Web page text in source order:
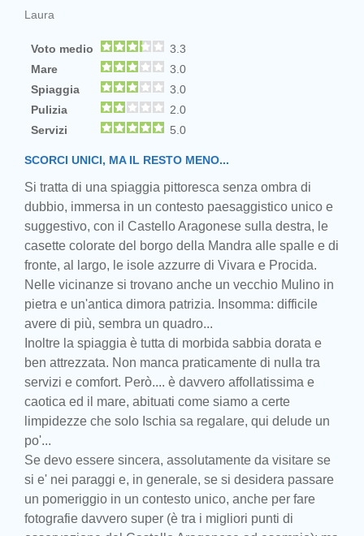
Laura
Voto medio
3.3
Mare
3.0
Spiaggia
3.0
Pulizia
2.0
Servizi
5.0
SCORCI UNICI, MA IL RESTO MENO...
Si tratta di una spiaggia pittoresca senza ombra di
dubbio, immersa in un contesto paesaggistico unico e
suggestivo, con il Castello Aragonese sulla destra, le
casette colorate del borgo della Mandra alle spalle e di
fronte, al largo, le isole azzurre di Vivara e Procida.
Nelle vicinanze si trovano anche un vecchio Mulino in
pietra e un'antica dimora patrizia. Insomma: difficile
avere di più, sembra un quadro...
Inoltre la spiaggia è tutta di morbida sabbia dorata e
ben attrezzata. Non manca praticamente di nulla tra
servizi e comfort. Però.... è davvero affollatissima e
caotica ed il mare, abituati come siamo a certe
limpidezze che solo Ischia sa regalare, qui delude un
po'...
Se devo essere sincera, assolutamente da visitare se
si e' nei paraggi e, in generale, se si desidera passare
un pomeriggio in un contesto unico, anche per fare
fotografie davvero super (è tra i migliori punti di